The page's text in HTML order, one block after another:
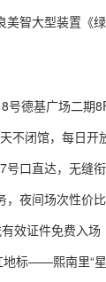
美智大型装置《
号德基广场二期
不闭馆，每日开
号口直达，无缝
，夜间场次性价
效证件免费入场
地标——熙南里“